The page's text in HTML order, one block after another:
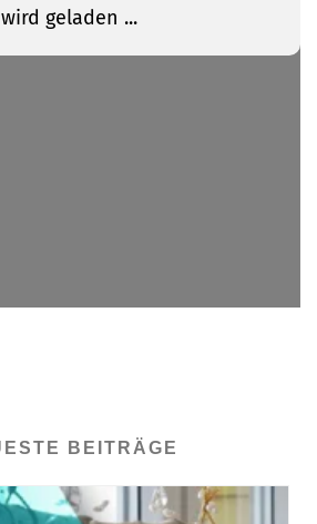
BEITRÄGE